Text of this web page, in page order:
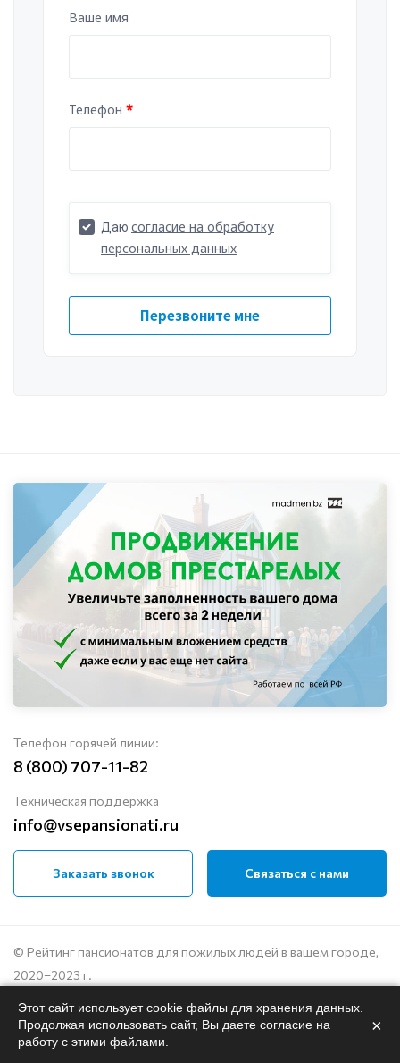
Телефон горячей линии:
8 (800) 707-11-82
Техническая поддержка
info@vsepansionati.ru
Заказать звонок Связаться с нами
© Рейтинг пансионатов для пожилых людей в вашем городе,
2020–2023 г.
Политика конфиденциальности
Пользовательское соглашение
Этот сайт использует cookie файлы для хранения данных.
Продолжая использовать сайт, Вы даете согласие на
работу с этими файлами.
×